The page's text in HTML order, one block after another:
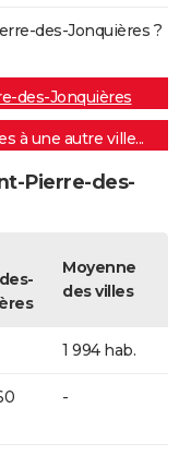
des-Jonquières ?
des-Jonquières
à une autre ville...
Pierre-des-
Moyenne
des villes
1 994 hab.
-